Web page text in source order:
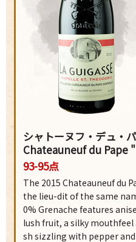
シャトーヌフ・デュ・
Chateauneuf du Pape
93-95点
The 2015 Chateauneuf du
the lieu-dit of the same
0% Grenache features
lush fruit, a silky
sh sizzling with pepper